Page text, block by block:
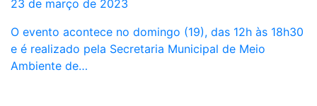
23 de março de 2023
O evento acontece no domingo (19), das 12h às 18h30
e é realizado pela Secretaria Municipal de Meio
Ambiente de…